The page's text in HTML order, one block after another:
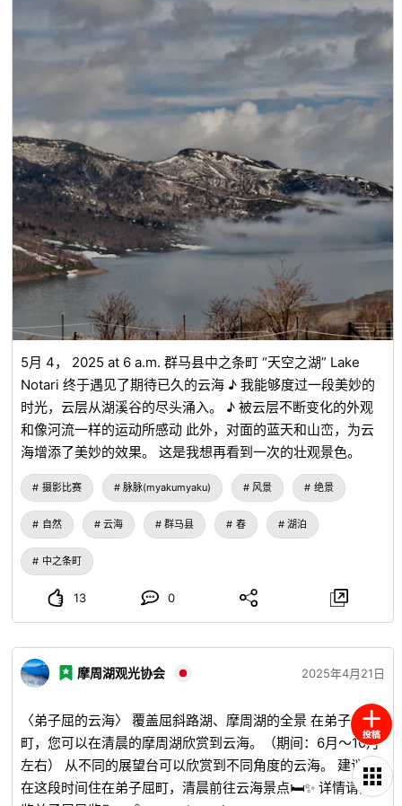
人偶作家奥田小由女夫妇作品的美术馆。 奥田元宋先生和奥
田小由女女士是日本首对获得文化勋章的夫妇。 馆内建筑本
身就是艺术作品，是美术爱好者不容错过的景点。 ・常清瀑
布 位于三次市作木町，是落差126米的美丽的三段瀑布。 被
四季各异的自然风光所环绕，是春季的新绿、夏季的凉爽、秋
季的红叶、冬季的冰瀑，一年四季都可享受的风景胜地。 也
被选为“日本瀑布百选”，是只需到访就能净化心灵的治愈场
所。 ・高谷山（雾海展望台） 是可以一览象征三次市的风景
“雾海”的海拔490米的展望景点。 10月〜12月的清晨，在昼
夜温差大的日子里出现的梦幻般的云海，仿佛置身于另一个世
界。 朝霞和雾交织而成的风景，深受摄影爱好者的喜爱。 ◆
广岛县三次市的道之驿介绍 三次市有作为到访游客的休息场
所而备受欢迎的道之驿“道之驿 梦乐园布野”。 在“梦乐园布
野”销售当地的新鲜蔬菜、水果、加工品，在餐饮店可以品尝
到活用时令食材的当地料理。 ◆广岛县三次市的温泉 三次市
“美人汤”而闻名。 此外，作为可以住宿、用餐、购物的大型
设施，吸引了众多游客。 ◆广岛县三次市的传统文化・工艺
・神乐 说起三次市的传统文化象征，那就是“神乐”。 自古以
来传承下来的这种传统技艺，每个地区都有不同的节目和服
装、演出，是当地祭祀和活动中不可或缺的存在。 ・三次の
鹈饲 三次の鹈饲（鸬鹚捕鱼）拥有450年以上的历史和传
统，是全国只有11个地方才能体验到的珍贵文化。 被指定为
“广岛县无形民俗文化遗产”，并荣获广岛县教育奖励奖的三次
の鹈饲，最大的特点是鸬鹚船和游览船并排行驶的独特的捕鱼
方法。 夏夜，乘坐游览船在近距离观看鸬鹚捕鱼，仿佛回到
了过去，可以感受到非同寻常的世界。 在黄昏的河面上摇曳
然的饮食文化。 其中最具代表性的是“三次葡萄酒”。 在三次
市内的葡萄酒庄酿造的高品质葡萄酒，有红、白、桃红等丰富
用江之川的香鱼制作的“香鱼料理”也是名产之一。 可以品尝
到烤香鱼、香鱼甘露煮、香鱼汤汁酱油。 活用当地食材的加
工品也很丰富，非常适合作为伴手礼。 ◆广岛县三次市的活
动・祭典介绍 在三次市，全年都会举办充满地域特色的活动
5月 4， 2025 at 6 a.m. 群马县中之条町 “天空之湖” Lake
Notari 终于遇见了期待已久的云海 ♪ 我能够度过一段美妙的
时光，云层从湖溪谷的尽头涌入。 ♪ 被云层不断变化的外观
和像河流一样的运动所感动 此外，对面的蓝天和山峦，为云
海增添了美妙的效果。 这是我想再看到一次的壮观景色。
摄影比赛 脉脉(myakumyaku) 风景 绝景
自然 云海 群马县 春 湖泊
中之条町
13 0
摩周湖观光协会 2025年4月21日
〈弟子屈的云海〉 覆盖屈斜路湖、摩周湖的全景 在弟子屈
町，您可以在清晨的摩周湖欣赏到云海。（期间：6月～10月
左右） 从不同的展望台可以欣赏到不同角度的云海。 建议您
在这段时间住在弟子屈町，清晨前往云海景点🛏️✨ 详情请阅